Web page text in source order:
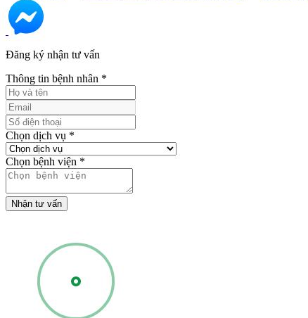
Đăng ký nhận tư vấn
Thông tin bệnh nhân *
Chọn dịch vụ *
Chọn bệnh viện *
Nhận tư vấn